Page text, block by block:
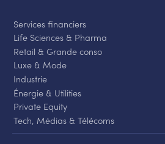
Services financiers
Life Sciences & Pharma
Retail & Grande conso
Luxe & Mode
Industrie
Énergie & Utilities
Private Equity
Tech, Médias & Télécoms